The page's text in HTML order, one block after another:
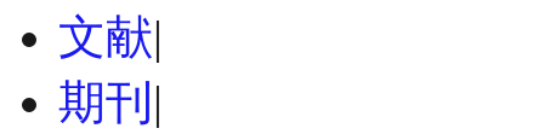
文献|
期刊 |